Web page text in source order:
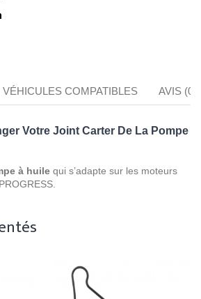
VÉHICULES COMPATIBLES AVIS (0)
Votre Joint Carter De La Pompe
à huile qui s’adapte sur les moteurs